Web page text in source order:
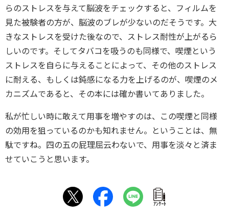
らのストレスを与えて脳波をチェックすると、フィルムを
見た被験者の方が、脳波のブレが少ないのだそうです。大
きなストレスを受けた後なので、ストレス耐性が上がるら
しいのです。そしてタバコを吸うのも同様で、喫煙という
ストレスを自らに与えることによって、その他のストレス
に耐える、もしくは鈍感になる力を上げるのが、喫煙のメ
カニズムであると、その本には確か書いてありました。
私が忙しい時に敢えて用事を増やすのは、この喫煙と同様
の効用を狙っているのかも知れません。ということは、無
駄ですね。四の五の屁理屈云わないで、用事を淡々と済ま
せていこうと思います。
ｱﾝｹｰﾄ